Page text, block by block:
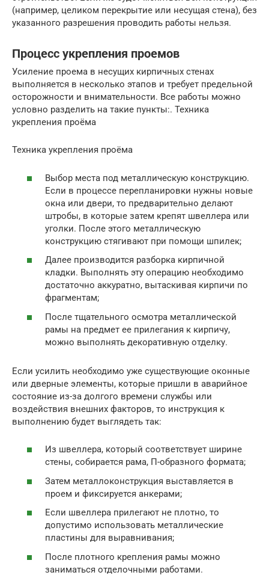
(например, целиком перекрытие или несущая стена), без
указанного разрешения проводить работы нельзя.
Процесс укрепления проемов
Усиление проема в несущих кирпичных стенах
выполняется в несколько этапов и требует предельной
осторожности и внимательности. Все работы можно
условно разделить на такие пункты:. Техника
укрепления проёма
Техника укрепления проёма
Выбор места под металлическую конструкцию.
Если в процессе перепланировки нужны новые
окна или двери, то предварительно делают
штробы, в которые затем крепят швеллера или
уголки. После этого металлическую
конструкцию стягивают при помощи шпилек;
Далее производится разборка кирпичной
кладки. Выполнять эту операцию необходимо
достаточно аккуратно, вытаскивая кирпичи по
фрагментам;
После тщательного осмотра металлической
рамы на предмет ее прилегания к кирпичу,
можно выполнять декоративную отделку.
Если усилить необходимо уже существующие оконные
или дверные элементы, которые пришли в аварийное
состояние из-за долгого времени службы или
воздействия внешних факторов, то инструкция к
выполнению будет выглядеть так:
Из швеллера, который соответствует ширине
стены, собирается рама, П-образного формата;
Затем металлоконструкция выставляется в
проем и фиксируется анкерами;
Если швеллера прилегают не плотно, то
допустимо использовать металлические
пластины для выравнивания;
После плотного крепления рамы можно
заниматься отделочными работами.